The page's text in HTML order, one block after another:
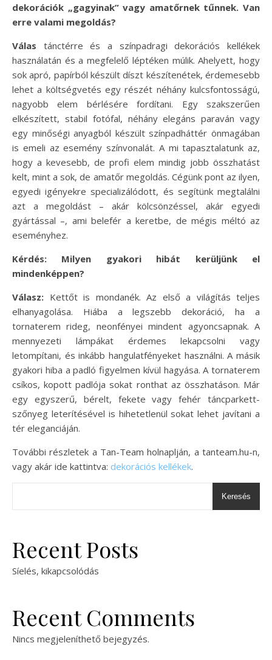
dekorációk „gagyinak” vagy amatőrnek tűnnek. Van
erre valami megoldás?
Válas tánctérre és a színpadragi dekorációs kellékek
használatán és a megfelelő léptéken múlik. Ahelyett, hogy
sok apró, papírból készült díszt készítenétek, érdemesebb
lehet a költségvetés egy részét néhány kulcsfontosságú,
nagyobb elem bérlésére fordítani. Egy szakszerűen
elkészített, stabil fotófal, néhány elegáns paraván vagy
egy minőségi anyagból készült színpadháttér önmagában
is emeli az esemény színvonalát. A mi tapasztalatunk az,
hogy a kevesebb, de profi elem mindig jobb összhatást
kelt, mint a sok, de amatőr megoldás. Cégünk pont az ilyen,
egyedi igényekre specializálódott, és segítünk megtalálni
azt a megoldást – akár kölcsönzéssel, akár egyedi
gyártással –, ami belefér a keretbe, de mégis méltó az
eseményhez.
Kérdés: Milyen gyakori hibát kerüljünk el
mindenképpen?
Válasz: Kettőt is mondanék. Az első a világítás teljes
elhanyagolása. Hiába a legszebb dekoráció, ha a
tornaterem rideg, neonfényei mindent agyoncsapnak. A
mennyezeti lámpákat érdemes lekapcsolni vagy
letompítani, és inkább hangulatfényeket használni. A másik
gyakori hiba a padló figyelmen kívül hagyása. A tornaterem
csíkos, kopott padlója sokat ronthat az összhatáson. Már
egy egyszerű, bérelt, fekete vagy fehér táncparkett-
szőnyeg leterítésével is hihetetlenül sokat lehet javítani a
tér eleganciáján.
További részletek a Tan-Team holnaplján, a tanteam.hu-n,
vagy akár ide kattintva: dekorációs kellékek.
Keresés
Recent Posts
Síelés, kikapcsolódás
Recent Comments
Nincs megjeleníthető bejegyzés.